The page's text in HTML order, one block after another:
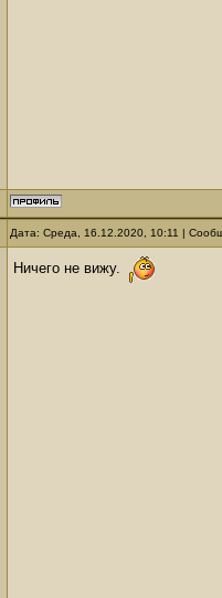
Дата: Среда, 16.12.2020, 10:11 |
Ничего не вижу.